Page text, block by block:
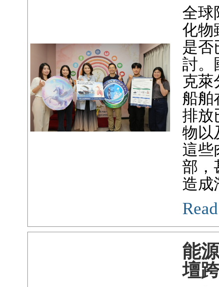
全球
化物
是否
討。
克萊
船舶
排放
物以
這些
部，
造成
能
壇